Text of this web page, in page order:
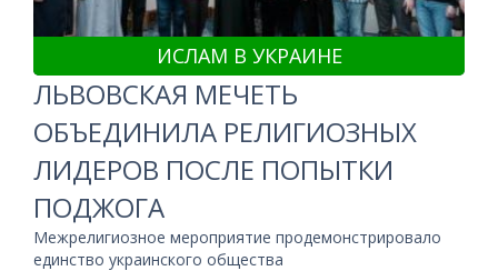
ИСЛАМ В УКРАИНЕ
ЛЬВОВСКАЯ МЕЧЕТЬ
ОБЪЕДИНИЛА РЕЛИГИОЗНЫХ
ЛИДЕРОВ ПОСЛЕ ПОПЫТКИ
ПОДЖОГА
Межрелигиозное мероприятие продемонстрировало
единство украинского общества